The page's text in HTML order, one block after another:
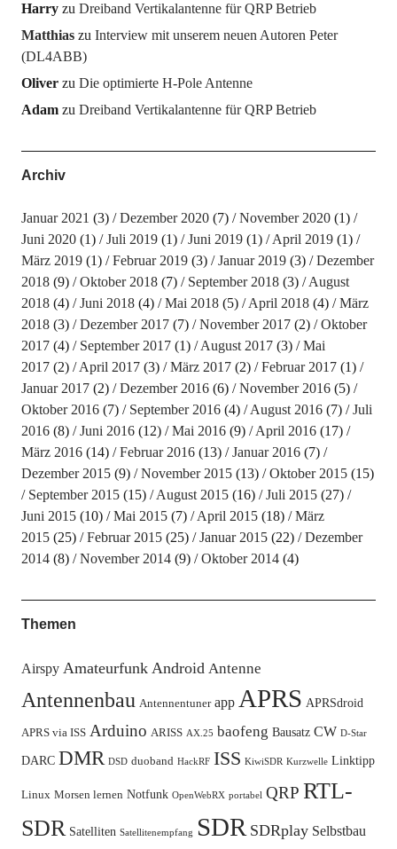
Harryzu Dreiband Vertikalantenne für QRP Betrieb
Matthiaszu Interview mit unserem neuen Autoren Peter
(DL4ABB)
Oliverzu Die optimierte H-Pole Antenne
Adamzu Dreiband Vertikalantenne für QRP Betrieb
Archiv
Januar 2021 (3) Dezember 2020(7) November 2020(1)
Juni 2020(1) Juli 2019(1) Juni 2019(1) April 2019(1)
März 2019(1) Februar 2019(3) Januar 2019(3)
Dezember
2018(9) Oktober 2018(7) September 2018(3)
August
2018(4) Juni 2018(4) Mai 2018(5) April 2018(4)
März
2018(3) Dezember 2017(7) November 2017(2)
Oktober
2017(4) September 2017(1) August 2017(3)
Mai
2017(2) April 2017(3) März 2017(2) Februar 2017(1)
Januar 2017(2) Dezember 2016(6) November 2016(5)
Oktober 2016(7) September 2016(4) August 2016(7)
Juli
2016(8) Juni 2016(12) Mai 2016(9) April 2016(17)
März 2016(14) Februar 2016(13) Januar 2016(7)
Dezember 2015(9) November 2015(13) Oktober 2015(15)
September 2015(15) August 2015(16) Juli 2015(27)
Juni 2015(10) Mai 2015(7) April 2015(18)
März
2015(25) Februar 2015(25) Januar 2015(22)
Dezember
2014(8) November 2014(9) Oktober 2014(4)
Themen
Airspy Amateurfunk Android Antenne
Antennenbau Antennentuner app APRS APRSdroid
APRS via ISS Arduino ARISS AX.25 baofeng Bausatz CW D-Star
DARC DMR DSD duoband HackRF ISS KiwiSDR Kurzwelle Linktipp
Linux Morsen lernen Notfunk OpenWebRX portabel QRP RTL-
SDR Satelliten Satellitenempfang SDR SDRplay Selbstbau